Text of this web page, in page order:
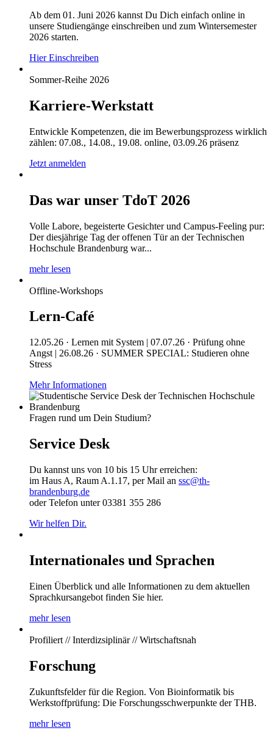
Ab dem 01. Juni 2026 kannst Du Dich einfach online in
unsere Studiengänge einschreiben und zum Wintersemester
2026 starten.
Hier Einschreiben
Sommer-Reihe 2026
Karriere-Werkstatt
Entwickle Kompetenzen, die im Bewerbungsprozess wirklich
zählen: 07.08., 14.08., 19.08. online, 03.09.26 präsenz
Jetzt anmelden
Das war unser TdoT 2026
Volle Labore, begeisterte Gesichter und Campus-Feeling pur:
Der diesjährige Tag der offenen Tür an der Technischen
Hochschule Brandenburg war...
mehr lesen
Offline-Workshops
Lern-Café
12.05.26 · Lernen mit System | 07.07.26 · Prüfung ohne
Angst | 26.08.26 · SUMMER SPECIAL: Studieren ohne
Stress
Mehr Informationen
Fragen rund um Dein Studium?
Service Desk
Du kannst uns von 10 bis 15 Uhr erreichen:
im Haus A, Raum A.1.17, per Mail an ssc@th-
brandenburg.de
oder Telefon unter 03381 355 286
Wir helfen Dir.
Internationales und Sprachen
Einen Überblick und alle Informationen zu dem aktuellen
Sprachkursangebot finden Sie hier.
mehr lesen
Profiliert // Interdizsiplinär // Wirtschaftsnah
Forschung
Zukunftsfelder für die Region. Von Bioinformatik bis
Werkstoffprüfung: Die Forschungsschwerpunkte der THB.
mehr lesen